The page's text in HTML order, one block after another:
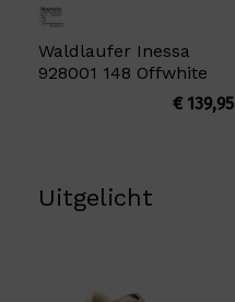
Waldlaufer Inessa
928001 148 Offwhite
€139,95
Uitgelicht